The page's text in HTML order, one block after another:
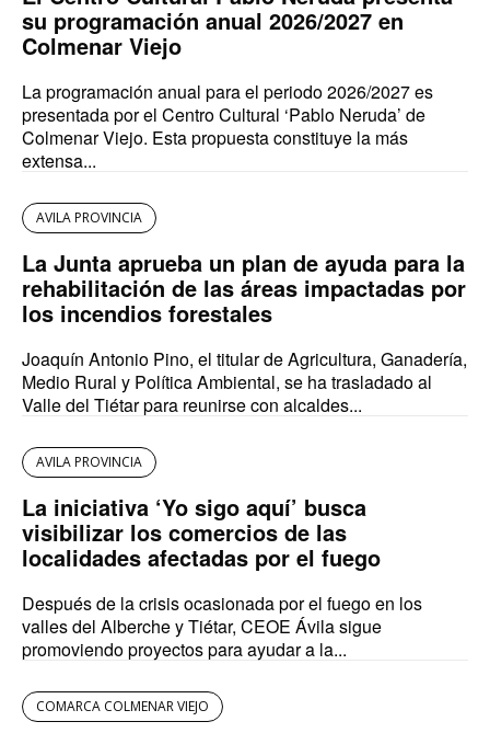
su programación anual 2026/2027 en
Colmenar Viejo
La programación anual para el periodo 2026/2027 es
presentada por el Centro Cultural ‘Pablo Neruda’ de
Colmenar Viejo. Esta propuesta constituye la más
extensa...
AVILA PROVINCIA
La Junta aprueba un plan de ayuda para la
rehabilitación de las áreas impactadas por
los incendios forestales
Joaquín Antonio Pino, el titular de Agricultura, Ganadería,
Medio Rural y Política Ambiental, se ha trasladado al
Valle del Tiétar para reunirse con alcaldes...
AVILA PROVINCIA
La iniciativa ‘Yo sigo aquí’ busca
visibilizar los comercios de las
localidades afectadas por el fuego
Después de la crisis ocasionada por el fuego en los
valles del Alberche y Tiétar, CEOE Ávila sigue
promoviendo proyectos para ayudar a la...
COMARCA COLMENAR VIEJO